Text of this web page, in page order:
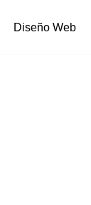
Diseño Web